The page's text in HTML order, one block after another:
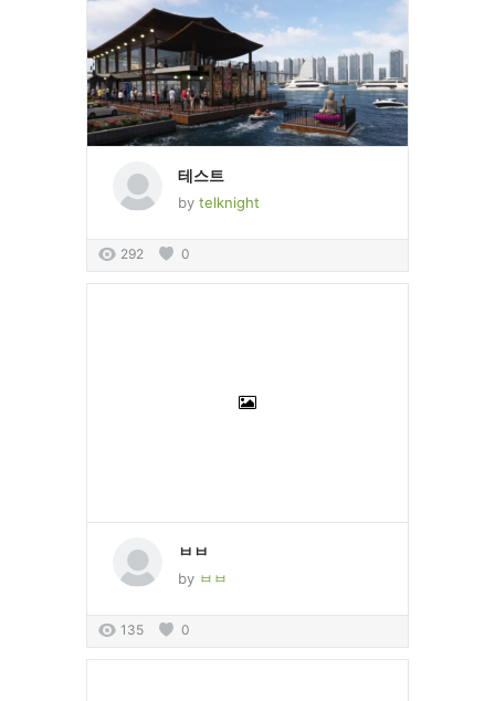
테스트
by telknight
292 0
ㅂㅂ
by ㅂㅂ
135 0